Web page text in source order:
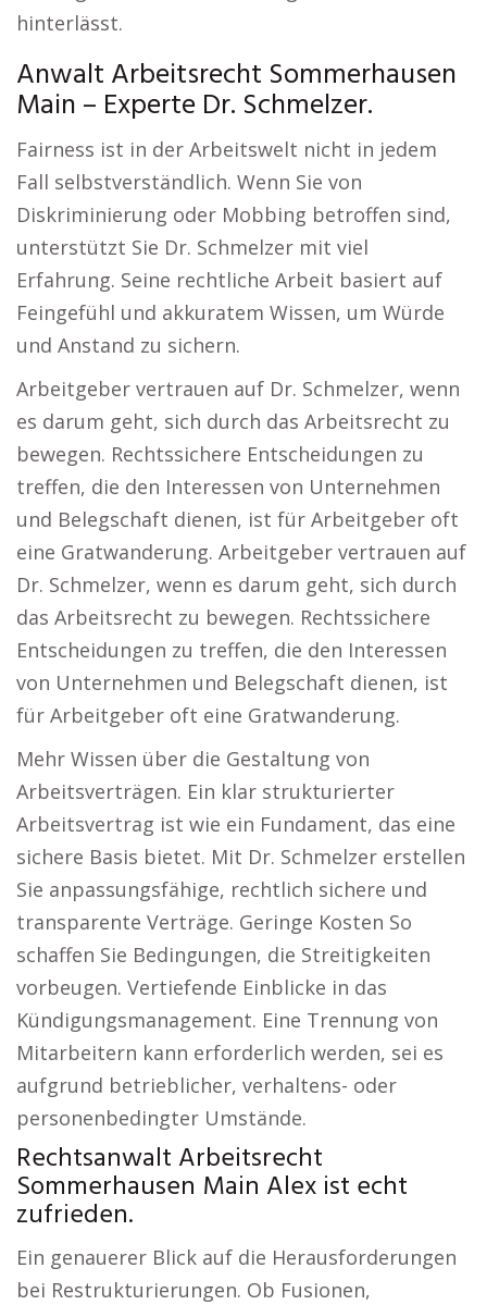
hinterlässt.
Anwalt Arbeitsrecht Sommerhausen
Main – Experte Dr. Schmelzer.
Fairness ist in der Arbeitswelt nicht in jedem
Fall selbstverständlich. Wenn Sie von
Diskriminierung oder Mobbing betroffen sind,
unterstützt Sie Dr. Schmelzer mit viel
Erfahrung. Seine rechtliche Arbeit basiert auf
Feingefühl und akkuratem Wissen, um Würde
und Anstand zu sichern.
Arbeitgeber vertrauen auf Dr. Schmelzer, wenn
es darum geht, sich durch das Arbeitsrecht zu
bewegen. Rechtssichere Entscheidungen zu
treffen, die den Interessen von Unternehmen
und Belegschaft dienen, ist für Arbeitgeber oft
eine Gratwanderung. Arbeitgeber vertrauen auf
Dr. Schmelzer, wenn es darum geht, sich durch
das Arbeitsrecht zu bewegen. Rechtssichere
Entscheidungen zu treffen, die den Interessen
von Unternehmen und Belegschaft dienen, ist
für Arbeitgeber oft eine Gratwanderung.
Mehr Wissen über die Gestaltung von
Arbeitsverträgen. Ein klar strukturierter
Arbeitsvertrag ist wie ein Fundament, das eine
sichere Basis bietet. Mit Dr. Schmelzer erstellen
Sie anpassungsfähige, rechtlich sichere und
transparente Verträge. Geringe Kosten So
schaffen Sie Bedingungen, die Streitigkeiten
vorbeugen. Vertiefende Einblicke in das
Kündigungsmanagement. Eine Trennung von
Mitarbeitern kann erforderlich werden, sei es
aufgrund betrieblicher, verhaltens- oder
personenbedingter Umstände.
Rechtsanwalt Arbeitsrecht
Sommerhausen Main Alex ist echt
zufrieden.
Ein genauerer Blick auf die Herausforderungen
bei Restrukturierungen. Ob Fusionen,